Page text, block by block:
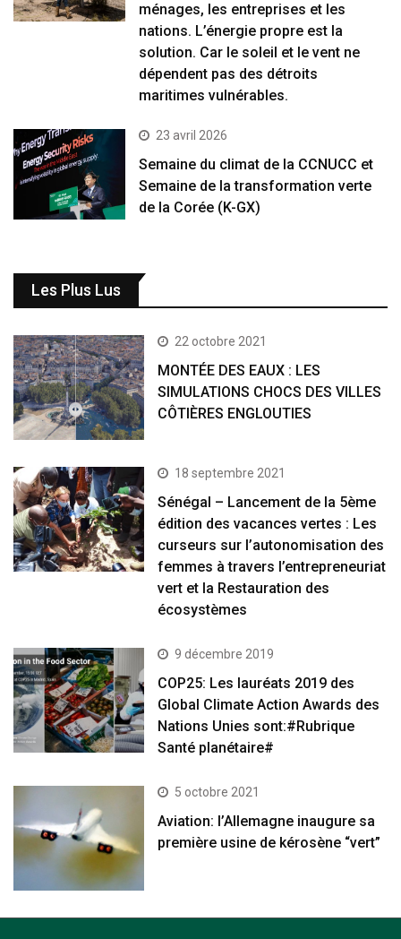
ménages, les entreprises et les
nations. L’énergie propre est la
solution. Car le soleil et le vent ne
dépendent pas des détroits
maritimes vulnérables.
23 avril 2026
Semaine du climat de la CCNUCC et
Semaine de la transformation verte
de la Corée (K-GX)
Les Plus Lus
22 octobre 2021
MONTÉE DES EAUX : LES
SIMULATIONS CHOCS DES VILLES
CÔTIÈRES ENGLOUTIES
18 septembre 2021
Sénégal – Lancement de la 5ème
édition des vacances vertes : Les
curseurs sur l’autonomisation des
femmes à travers l’entrepreneuriat
vert et la Restauration des
écosystèmes
9 décembre 2019
COP25: Les lauréats 2019 des
Global Climate Action Awards des
Nations Unies sont:#Rubrique
Santé planétaire#
5 octobre 2021
Aviation: l’Allemagne inaugure sa
première usine de kérosène “vert”